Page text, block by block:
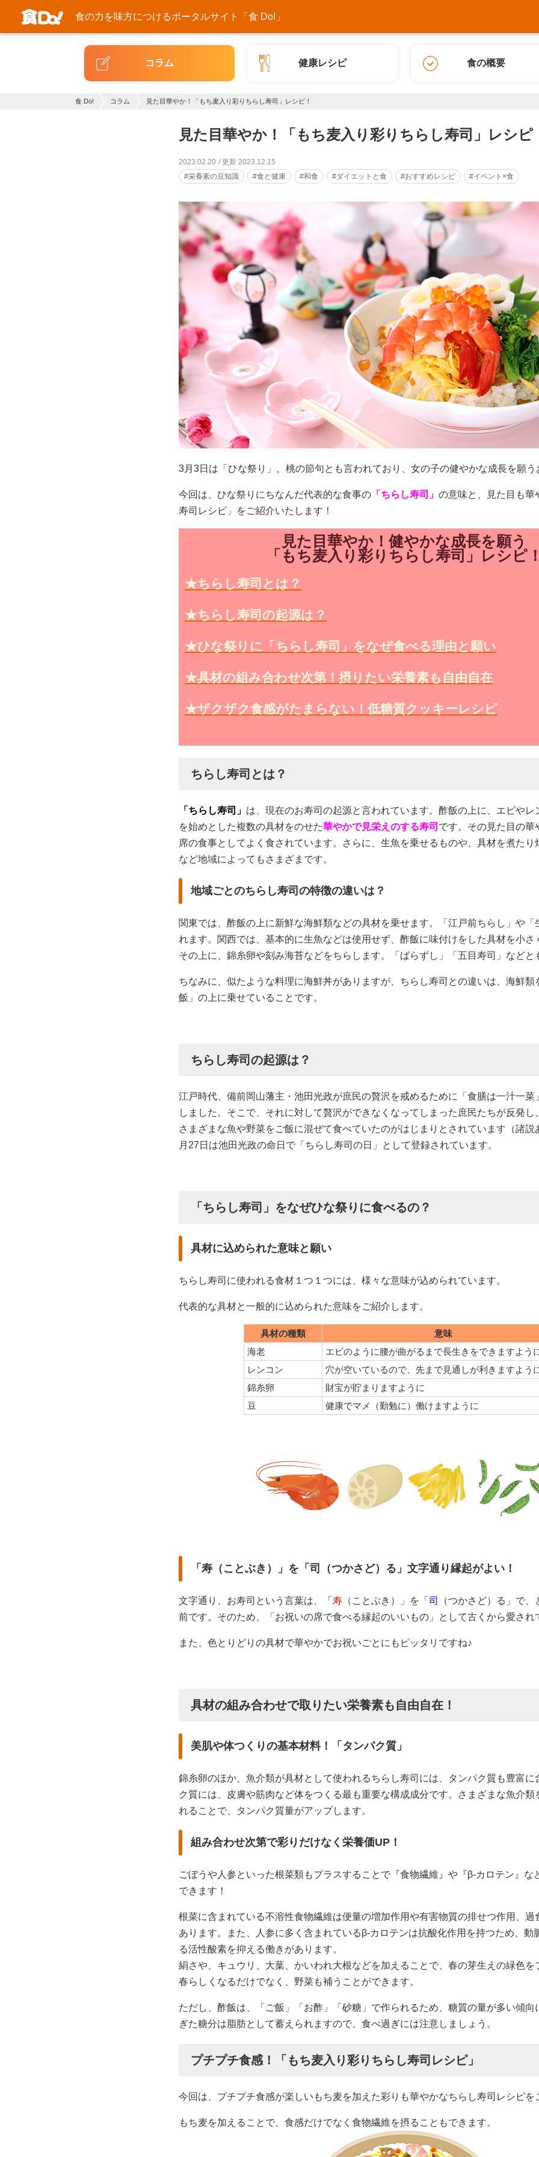
食の力を味方につけるポータルサイト「食 Do!」
コラム 健康レシピ 食の概要
食 Do! コラム 見た目華やか！「もち麦入り彩りちらし寿司」レシピ！
見た目華やか！「もち麦入り彩りちらし寿司」レシピ
2023.02.20
更新 2023.12.15
#栄養素の豆知識
#食と健康 #和食 #ダイエットと食 #おすすめレシピ #イベント×食
3月3日は「ひな祭り」。桃の節句とも言われており、女の子の健やかな成長を願
今回は、ひな祭りにちなんだ代表的な食事の 「ちらし寿司」 の意味と、見た目も華
寿司レシピ」をご紹介いたします！
見た目華やか！健やかな成長を願う
「もち麦入り彩りちらし寿司」レシピ
★ちらし寿司とは？
★ちらし寿司の起源は？
★ひな祭りに「ちらし寿司」をなぜ食べる理由と願い
★具材の組み合わせ次第！摂りたい栄養素も自由自在
★ザクザク食感がたまらない！低糖質クッキーレシピ
ちらし寿司とは？
「ちらし寿司」 は、現在のお寿司の起源と言われています。酢飯の上に、エビやレ
を始めとした複数の具材をのせた華やかで見栄えのする寿司 です。その見た目の華
席の食事としてよく食されています。さらに、生魚を乗せるものや、具材を煮たり
など地域によってもさまざまです。
地域ごとのちらし寿司の特徴の違いは？
関東では、酢飯の上に新鮮な海鮮類などの具材を乗せます。「江戸前ちらし」や「
れます。関西では、基本的に生魚などは使用せず、酢飯に味付けをした具材を小さ
その上に、錦糸卵や刻み海苔などをちらします。「ばらずし」「五目寿司」などと
ちなみに、似たような料理に海鮮丼がありますが、ちらし寿司との違いは、海鮮類
飯」の上に乗せていることです。
ちらし寿司の起源は？
江戸時代、備前岡山藩主・池田光政が庶民の贅沢を戒めるために「食膳は一汁一菜
しました。そこで、それに対して贅沢ができなくなってしまった庶民たちが反発し
さまざまな魚や野菜をご飯に混ぜて食べていたのがはじまりとされています（諸説
月27日は池田光政の命日で「ちらし寿司の日」として登録されています。
「ちらし寿司」をなぜひな祭りに食べるの？
具材に込められた意味と願い
ちらし寿司に使われる食材１つ１つには、様々な意味が込められています。
代表的な具材と一般的に込められた意味をご紹介します。
具材の種類
意味
海老
エビのように腰が曲がるまで長生きをできますよう
レンコン
穴が空いているので、先まで見通しが利きますよう
錦糸卵
財宝が貯まりますように
豆
健康でマメ（勤勉に）働けますように
「寿（ことぶき）」を「司（つかさど）る」文字通り縁起がよい！
文字通り、お寿司という言葉は、「 寿 （ことぶき）」を「 司
（つかさど）る」で
前です。そのため、「お祝いの席で食べる縁起のいいもの」として古くから愛され
また、色とりどりの具材で華やかでお祝いごとにもピッタリですね♪
具材の組み合わせで取りたい栄養素も自由自在！
美肌や体つくりの基本材料！「タンパク質」
錦糸卵のほか、魚介類が具材として使われるちらし寿司には、タンパク質も豊富に
ク質には、皮膚や筋肉など体をつくる最も重要な構成成分です。さまざまな魚介類
れることで、タンパク質量がアップします。
組み合わせ次第で彩りだけなく栄養価UP！
ごぼうや人参といった根菜類もプラスすることで『食物繊維』や『β-カロテン』な
できます！
根菜に含まれている不溶性食物繊維は便量の増加作用や有害物質の排せつ作用、過
あります。また、人参に多く含まれているβ-カロテンは抗酸化作用を持つため、動
る活性酸素を抑える働きがあります。
絹さや、キュウリ、大葉、かいわれ大根などを加えることで、春の芽生えの緑色を
春らしくなるだけでなく、野菜も補うことができます。
ただし、酢飯は、「ご飯」「お酢」「砂糖」で作られるため、糖質の量が多い傾向
ぎた糖分は脂肪として蓄えられますので、食べ過ぎには注意しましょう。
プチプチ食感！「もち麦入り彩りちらし寿司レシピ」
今回は、プチプチ食感が楽しいもち麦を加えた彩りも華やかなちらし寿司レシピを
もち麦を加えることで、食感だけでなく食物繊維を摂ることもできます。